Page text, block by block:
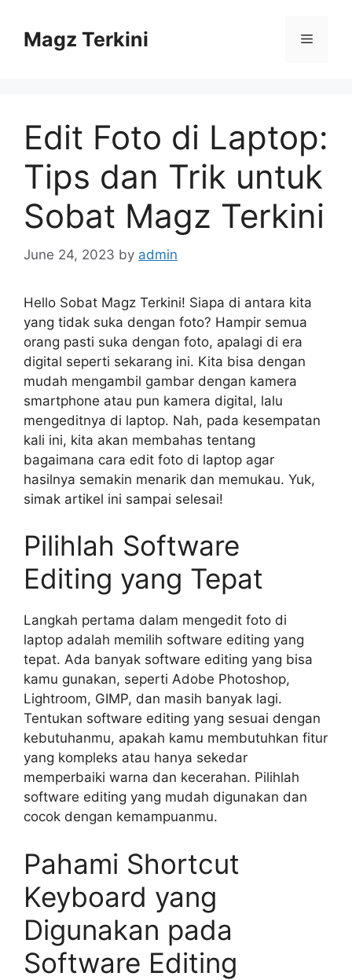
contentMagz Terkini Menu
Edit Foto di Laptop:
Tips dan Trik untuk
Sobat Magz Terkini
June 24, 2023 by admin
Hello Sobat Magz Terkini! Siapa di antara kita
yang tidak suka dengan foto? Hampir semua
orang pasti suka dengan foto, apalagi di era
digital seperti sekarang ini. Kita bisa dengan
mudah mengambil gambar dengan kamera
smartphone atau pun kamera digital, lalu
mengeditnya di laptop. Nah, pada kesempatan
kali ini, kita akan membahas tentang
bagaimana cara edit foto di laptop agar
hasilnya semakin menarik dan memukau. Yuk,
simak artikel ini sampai selesai!
Pilihlah Software
Editing yang Tepat
Langkah pertama dalam mengedit foto di
laptop adalah memilih software editing yang
tepat. Ada banyak software editing yang bisa
kamu gunakan, seperti Adobe Photoshop,
Lightroom, GIMP, dan masih banyak lagi.
Tentukan software editing yang sesuai dengan
kebutuhanmu, apakah kamu membutuhkan fitur
yang kompleks atau hanya sekedar
memperbaiki warna dan kecerahan. Pilihlah
software editing yang mudah digunakan dan
cocok dengan kemampuanmu.
Pahami Shortcut
Keyboard yang
Digunakan pada
Software Editing